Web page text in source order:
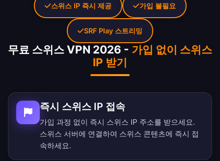
무료 스위스 VPN 2026 - 가입 없이 스위스
IP 받기
즉시 스위스 IP 접속
가입 과정 없이 즉시 스위스 IP 주소를 받으세요.
스위스 서버에 연결하여 스위스 콘텐츠에 즉시 접
속하세요.
스위스 IP 즉시 제공 가입 불필요
SRF Play 스트리밍